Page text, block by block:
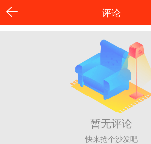
评论
暂无评论
快来抢个沙发吧